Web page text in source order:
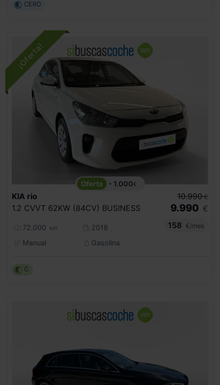
CERO
- 1.000€
KIA rio
1.2 CVVT 62KW (84CV) BUSINESS
72.000 km
2018
Manual
Gasolina
10.990 €
9.990 €
158
€/mes
C